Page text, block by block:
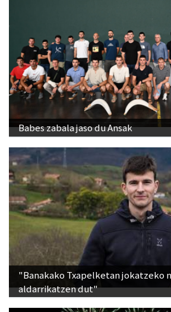
Babes zabala jaso du Ansak
"Banakako Txapelketan jokatzeko
aldarrikatzen dut"